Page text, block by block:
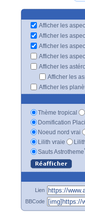
Afficher les
Afficher les
Afficher les
Afficher les
Afficher les
Afficher les
Afficher les
Thème tropical
Domification
Noeud nord vrai
Lilith vraie
Sauts Astrotheme
Lien
BBCode